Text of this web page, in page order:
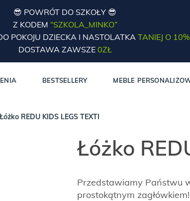
😎 POWRÓT DO SZKOŁY 😎
Z KODEM “SZKOLA_MINKO”
POKOJU DZIECKA I NASTOLATKATANIEJ O 10%
DOSTAWA ZAWSZE 0ZŁ
BESTSELLERY MEBLE
Łóżko REDU KIDS LEGS TEXTI
Łóżko
Przedstawiamy Państwu
prostokątnym